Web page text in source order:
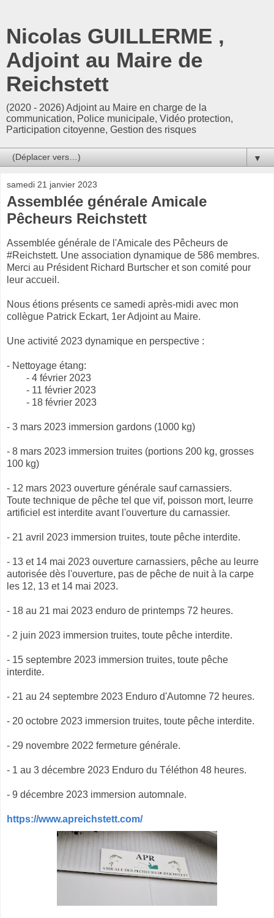
Nicolas GUILLERME ,
Adjoint au Maire de
Reichstett
(2020 - 2026) Adjoint au Maire en charge de la
communication, Police municipale, Vidéo protection,
Participation citoyenne, Gestion des risques
▼
samedi 21 janvier 2023
Assemblée générale Amicale
Pêcheurs Reichstett
Assemblée générale de l'Amicale des Pêcheurs de
#Reichstett. Une association dynamique de 586 membres.
Merci au Président Richard Burtscher et son comité pour
leur accueil.
Nous étions présents ce samedi après-midi avec mon
collègue Patrick Eckart, 1er Adjoint au Maire.
Une activité 2023 dynamique en perspective :
- Nettoyage étang:
- 4 février 2023
- 11 février 2023
- 18 février 2023
- 3 mars 2023 immersion gardons (1000 kg)
​- 8 mars 2023 immersion truites (portions 200 kg, grosses
100 kg)
- 12 mars 2023 ouverture générale sauf carnassiers.
Toute technique de pêche tel que vif, poisson mort, leurre
artificiel est interdite avant l'ouverture du carnassier.
- 21 avril 2023 immersion truites, toute pêche interdite.
- 13 et 14 mai 2023 ouverture carnassiers, pêche au leurre
autorisée dès l'ouverture, pas de pêche de nuit à la carpe
les 12, 13 et 14 mai 2023.
- 18 au 21 mai 2023 enduro de printemps 72 heures.
​- 2 juin 2023 immersion truites, toute pêche interdite.
- 15 septembre 2023 immersion truites, toute pêche
interdite.
​- 21 au 24 septembre 2023 Enduro d'Automne 72 heures.
​- 20 octobre 2023 immersion truites, toute pêche interdite.
- 29 novembre 2022 fermeture générale.
- 1 au 3 décembre 2023 Enduro du Téléthon 48 heures.
- 9 décembre 2023 immersion automnale.
https://www.apreichstett.com/